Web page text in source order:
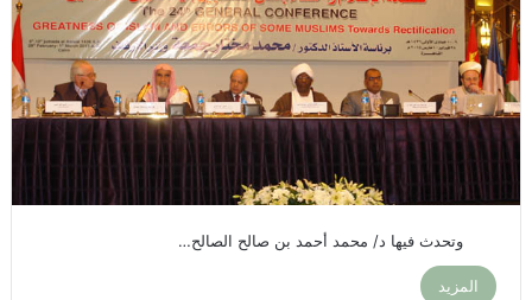
وتحدث فيها د/ محمد أحمد بن صالح الصالح…
المزيد